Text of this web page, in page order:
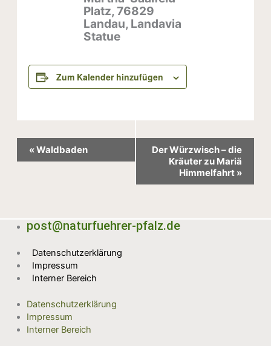
Platz, 76829
Landau, Landavia
Statue
Zum Kalender hinzufügen
Navigation
«Waldbaden
Der Würzwisch – die
Kräuter zu Mariä
Himmelfahrt »
post@naturfuehrer-pfalz.de
Datenschutzerklärung
Impressum
Interner Bereich
Datenschutzerklärung
Impressum
Interner Bereich